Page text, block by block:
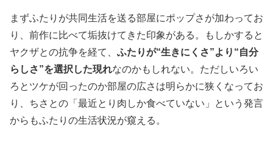
まずふたりが共同生活を送る部屋にポップさが加わってお
り、前作に比べて垢抜けてきた印象がある。もしかすると
ヤクザとの抗争を経て、 ふたりが“生きにくさ”より“自分
らしさ”を選択した現れなのかもしれない。ただしいろい
ろとツケが回ったのか部屋の広さは明らかに狭くなってお
り、ちさとの「最近とり肉しか食べていない」という発言
からもふたりの生活状況が窺える。